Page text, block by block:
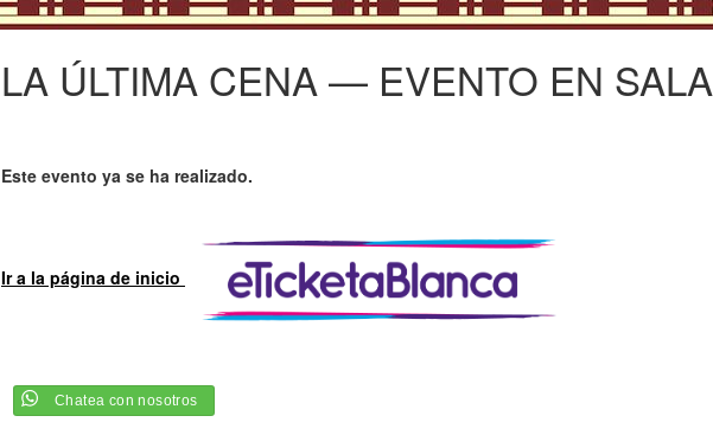
LA ÚLTIMA CENA — EVENTO EN SALA
Este evento ya se ha realizado.
Ir a la página de inicio
Chatea con nosotros